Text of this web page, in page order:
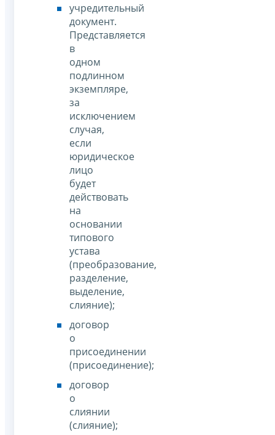
учредительный
документ.
Представляется
в
одном
подлинном
экземпляре,
за
исключением
случая,
если
юридическое
лицо
будет
действовать
на
основании
типового
устава
(преобразование,
разделение,
выделение,
слияние);
договор
о
присоединении
(присоединение);
договор
о
слиянии
(слияние);